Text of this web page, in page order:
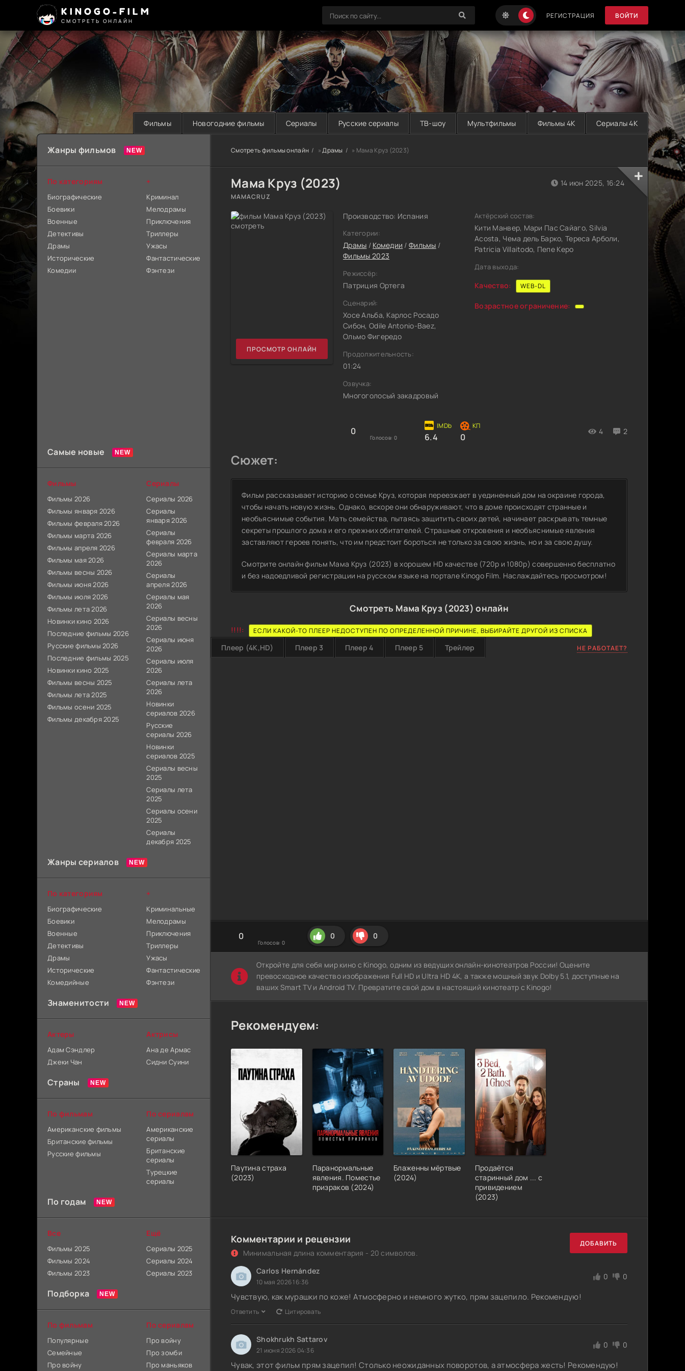
KINOGO-FILM
СМОТРЕТЬ ОНЛАЙН
РЕГИСТРАЦИЯ ВОЙТИ
Фильмы Новогодние фильмы Сериалы Русские сериалы ТВ-шоу Мультфильмы Фильмы 4K Сериалы 4K
Смотреть фильмы онлайн »Драмы » Мама Круз (2023)
Мама Круз (2023)
MAMACRUZ
ПРОСМОТР ОНЛАЙН
Производство: Испания
Категории:
Драмы / Комедии /Фильмы /
Фильмы 2023
Режиссёр:
Патриция Ортега
Сценарий:
Хосе Альба, Карлос Росадо
Сибон, Odile Antonio-Baez,
Ольмо Фигередо
Продолжительность:
01:24
Озвучка:
Многоголосый закадровый
0
Голосов: 0 6.4 0
4 2
14 июн 2025, 16:24
Актёрский состав:
Кити Манвер, Мари Пас Сайаго, Silvia
Acosta, Чема дель Барко, Тереса Арболи,
Patricia Villaitodo, Пепе Керо
Дата выхода:
Качество: WEB-DL
Возрастное ограничение:
Сюжет:
Фильм рассказывает историю о семье Круз, которая переезжает в уединенный дом на окраине города,
чтобы начать новую жизнь. Однако, вскоре они обнаруживают, что в доме происходят странные и
необъяснимые события. Мать семейства, пытаясь защитить своих детей, начинает раскрывать темные
секреты прошлого дома и его прежних обитателей. Страшные откровения и необъяснимые явления
заставляют героев понять, что им предстоит бороться не только за свою жизнь, но и за свою душу.
Смотрите онлайн фильм Мама Круз (2023) в хорошем HD качестве (720p и 1080p) совершенно бесплатно
и без надоедливой регистрации на русском языке на портале Kinogo Film. Наслаждайтесь просмотром!
Смотреть Мама Круз (2023) онлайн
!!!!: ЕСЛИ КАКОЙ-ТО ПЛЕЕР НЕДОСТУПЕН ПО ОПРЕДЕЛЕННОЙ ПРИЧИНЕ, ВЫБИРАЙТЕ ДРУГОЙ ИЗ СПИСКА
Плеер (4K,HD) Плеер 3 Плеер 4 Плеер 5 Трейлер НЕ РАБОТАЕТ?
0
Голосов: 0
0 0
Откройте для себя мир кино с Kinogo, одним из ведущих онлайн-кинотеатров России! Оцените
превосходное качество изображения Full HD и Ultra HD 4K, а также мощный звук Dolby 5.1, доступные на
ваших Smart TV и Android TV. Превратите свой дом в настоящий кинотеатр с Kinogo!
Рекомендуем:
Паутина страха
(2023)
Паранормальные
явления. Поместье
призраков (2024)
Блаженны мёртвые
(2024)
Продаётся
старинный дом ... с
привидением
(2023)
Комментарии и рецензии
Минимальная длина комментария - 20 символов.
ДОБАВИТЬ
Carlos Hernández
10 мая 2026 16:36
0 0
Чувствую, как мурашки по коже! Атмосферно и немного жутко, прям зацепило. Рекомендую!
Ответить Цитировать
Shokhrukh Sattarov
21 июня 2026 04:36
0 0
Чувак, этот фильм прям зацепил! Столько неожиданных поворотов, а атмосфера жесть! Рекомендую!
Жанры фильмов
По категориям
Биографические
Боевики
Военные
Детективы
Драмы
Исторические
Комедии
+
Криминал
Мелодрамы
Приключения
Триллеры
Ужасы
Фантастические
Фэнтези
Самые новые
Фильмы
Фильмы 2026
Фильмы января 2026
Фильмы февраля 2026
Фильмы марта 2026
Фильмы апреля 2026
Фильмы мая 2026
Фильмы весны 2026
Фильмы июня 2026
Фильмы июля 2026
Фильмы лета 2026
Новинки кино 2026
Последние фильмы 2026
Русские фильмы 2026
Последние фильмы 2025
Новинки кино 2025
Фильмы весны 2025
Фильмы лета 2025
Фильмы осени 2025
Фильмы декабря 2025
Сериалы
Сериалы 2026
Сериалы
января 2026
Сериалы
февраля 2026
Сериалы марта
2026
Сериалы
апреля 2026
Сериалы мая
2026
Сериалы весны
2026
Сериалы июня
2026
Сериалы июля
2026
Сериалы лета
2026
Новинки
сериалов 2026
Русские
сериалы 2026
Новинки
сериалов 2025
Сериалы весны
2025
Сериалы лета
2025
Сериалы осени
2025
Сериалы
декабря 2025
Жанры сериалов
По категориям
Биографические
Боевики
Военные
Детективы
Драмы
Исторические
Комедийные
+
Криминальные
Мелодрамы
Приключения
Триллеры
Ужасы
Фантастические
Фэнтези
Знаменитости
Актеры
Адам Сэндлер
Джеки Чан
Актрисы
Ана де Армас
Сидни Суини
Страны
По фильмам
Американские фильмы
Британские фильмы
Русские фильмы
По сериалам
Американские
сериалы
Британские
сериалы
Турецкие
сериалы
По годам
Все
Фильмы 2025
Фильмы 2024
Фильмы 2023
Ещё
Сериалы 2025
Сериалы 2024
Сериалы 2023
Подборка
По фильмам
Популярные
Семейные
Про войну
По сериалам
Про войну
Про зомби
Про маньяков